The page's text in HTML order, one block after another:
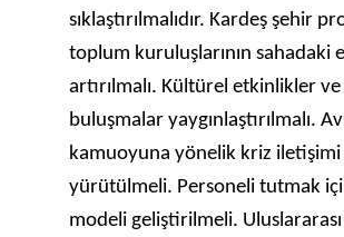
sıklaştırılmalıdır. Kardeş şehir
toplum kuruluşlarının sahadaki
artırılmalı. Kültürel etkinlikler
buluşmalar yaygınlaştırılmalı.
kamuoyuna yönelik kriz
yürütülmeli. Personeli tutmak
modeli geliştirilmeli.